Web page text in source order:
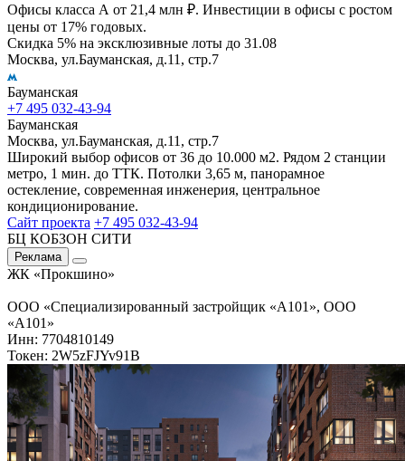
Офисы класса А от 21,4 млн ₽. Инвестиции в офисы с ростом
цены от 17% годовых.
Скидка 5% на эксклюзивные лоты до 31.08
Москва, ул.Бауманская, д.11, стр.7
Бауманская
+7 495 032-43-94
Бауманская
Москва, ул.Бауманская, д.11, стр.7
Широкий выбор офисов от 36 до 10.000 м2. Рядом 2 станции
метро, 1 мин. до ТТК. Потолки 3,65 м, панорамное
остекление, современная инженерия, центральное
кондиционирование.
Сайт проекта +7 495 032-43-94
БЦ КОБЗОН СИТИ
Реклама
ЖК «Прокшино»
ООО «Специализированный застройщик «А101», ООО
«А101»
Инн: 7704810149
Токен: 2W5zFJYv91B